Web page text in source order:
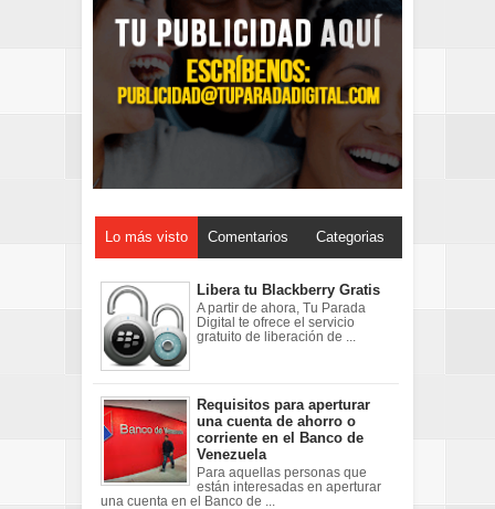
Lo más visto Comentarios Categorias
Libera tu Blackberry Gratis
A partir de ahora, Tu Parada
Digital te ofrece el servicio
gratuito de liberación de ...
Requisitos para aperturar
una cuenta de ahorro o
corriente en el Banco de
Venezuela
Para aquellas personas que
están interesadas en aperturar
una cuenta en el Banco de ...